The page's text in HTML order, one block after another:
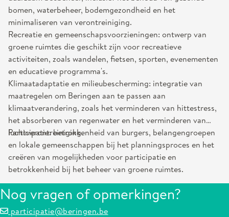
bomen, waterbeheer, bodemgezondheid en het
minimaliseren van verontreiniging.
Recreatie en gemeenschapsvoorzieningen: ontwerp van
groene ruimtes die geschikt zijn voor recreatieve
activiteiten, zoals wandelen, fietsen, sporten, evenementen
en educatieve programma's.
Klimaatadaptatie en milieubescherming: integratie van
maatregelen om Beringen aan te passen aan
klimaatverandering, zoals het verminderen van hittestress,
het absorberen van regenwater en het verminderen van
luchtverontreiniging.
Participatie: betrokkenheid van burgers, belangengroepen
en lokale gemeenschappen bij het planningsproces en het
creëren van mogelijkheden voor participatie en
betrokkenheid bij het beheer van groene ruimtes.
Nog vragen of opmerkingen?
participatie@beringen.be